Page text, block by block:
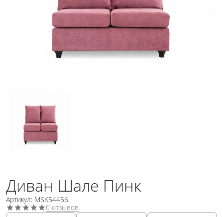
Диван Шале Пинк
Артикул: MSK54456
0 отзывов